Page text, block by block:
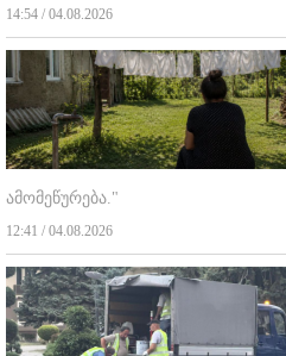
14:54 / 04.08.2026
ამომეწურება."
12:41 / 04.08.2026